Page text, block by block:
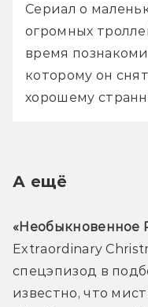
Сериал о
огромных
время
которому он
хорошему
А ещё
«Необыкновенное
Extraordinary
спецэпизод в
известно, что